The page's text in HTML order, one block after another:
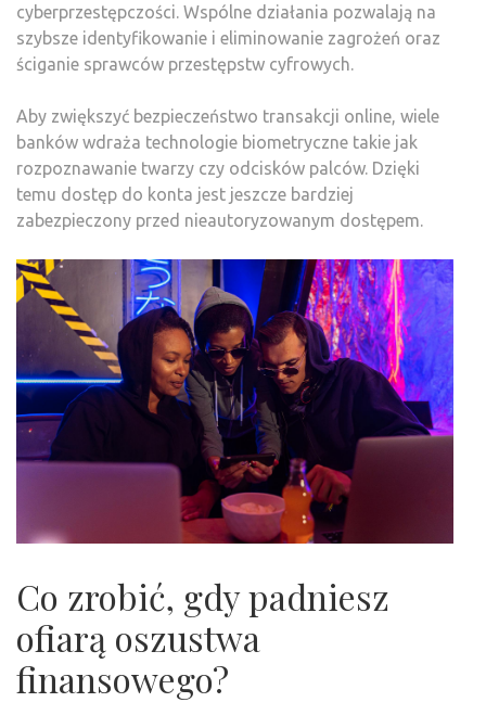
cyberprzestępczości. Wspólne działania pozwalają na
szybsze identyfikowanie i eliminowanie zagrożeń oraz
ściganie sprawców przestępstw cyfrowych.
Aby zwiększyć bezpieczeństwo transakcji online, wiele
banków wdraża technologie biometryczne takie jak
rozpoznawanie twarzy czy odcisków palców. Dzięki
temu dostęp do konta jest jeszcze bardziej
zabezpieczony przed nieautoryzowanym dostępem.
Co zrobić, gdy padniesz
ofiarą oszustwa
finansowego?